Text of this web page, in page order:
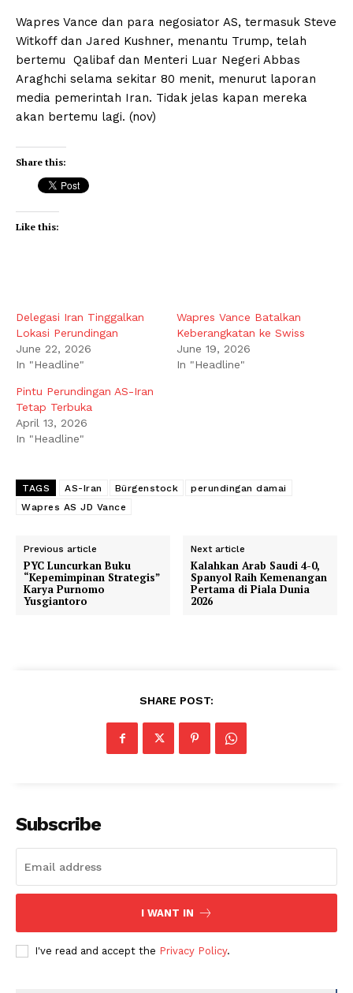
Wapres Vance dan para negosiator AS, termasuk Steve
Witkoff dan Jared Kushner, menantu Trump, telah
bertemu Qalibaf dan Menteri Luar Negeri Abbas
Araghchi selama sekitar 80 menit, menurut laporan
media pemerintah Iran. Tidak jelas kapan mereka
akan bertemu lagi. (nov)
Share this:
Like this:
Delegasi Iran Tinggalkan
Lokasi Perundingan
June 22, 2026
In "Headline"
Wapres Vance Batalkan
Keberangkatan ke Swiss
June 19, 2026
In "Headline"
Pintu Perundingan AS-Iran
Tetap Terbuka
April 13, 2026
In "Headline"
TAGS AS-Iran Bürgenstock
perundingan damai
Wapres AS JD Vance
Previous article
PYC Luncurkan Buku
“Kepemimpinan Strategis”
Karya Purnomo
Yusgiantoro
Next article
Kalahkan Arab Saudi 4-0,
Spanyol Raih Kemenangan
Pertama di Piala Dunia
2026
SHARE POST:
Subscribe
I WANT IN
I've read and accept the Privacy Policy.